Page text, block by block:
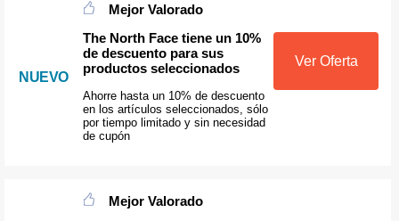
NUEVO
Mejor Valorado
The North Face tiene un 10%
de descuento para sus
productos seleccionados
Ahorre hasta un 10% de descuento
en los artículos seleccionados, sólo
por tiempo limitado y sin necesidad
de cupón
Ver Oferta
Mejor Valorado